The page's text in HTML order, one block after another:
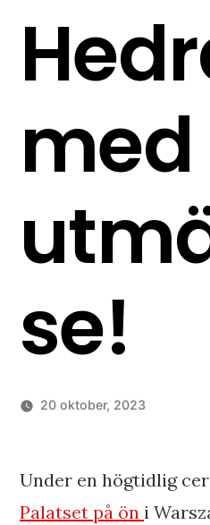
se!
20 oktober, 2023
Under en högtidlig
Palatset på ön i